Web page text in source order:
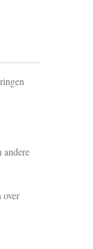
andere
over